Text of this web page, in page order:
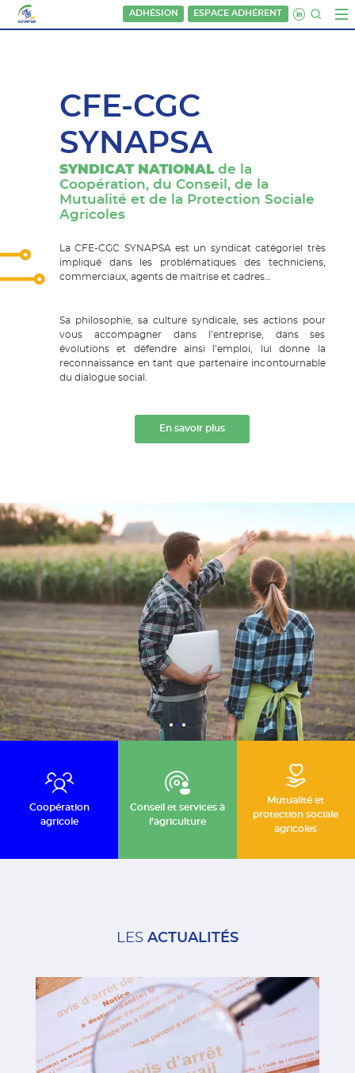
ADHÉSION ESPACE ADHÉRENT
CFE-CGC
SYNAPSA
SYNDICAT NATIONALde la
Coopération, du Conseil, de la
Mutualité et de la Protection Sociale
Agricoles
La CFE-CGC SYNAPSA est un syndicat catégoriel très
impliqué dans les problématiques des techniciens,
commerciaux, agents de maitrise et cadres…
Sa philosophie, sa culture syndicale, ses actions pour
vous accompagner dans l’entreprise, dans ses
évolutions et défendre ainsi l’emploi, lui donne la
reconnaissance en tant que partenaire incontournable
du dialogue social.
En savoir plus
Coopération
agricole
Conseil et services à
l’agriculture
Mutualité et
protection sociale
agricoles
LES ACTUALITÉS